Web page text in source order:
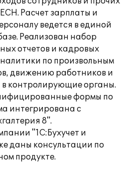
Расчет зарплаты и
ведется в единой
Реализован набор
отчетов и кадровых
по произвольным
движению работников и
в контролирующие органы.
формы по
интегрирована с
8".
"1С:Бухучет и
даны консультации по
продукте.